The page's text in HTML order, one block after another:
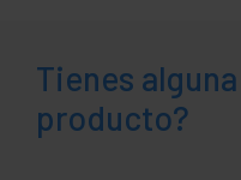
Tienes
producto?